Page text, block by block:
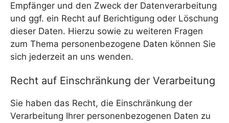
Empfänger und den Zweck der Datenverarbeitung
und ggf. ein Recht auf Berichtigung oder Löschung
dieser Daten. Hierzu sowie zu weiteren Fragen
zum Thema personenbezogene Daten können Sie
sich jederzeit an uns wenden.
Recht auf Einschränkung der Verarbeitung
Sie haben das Recht, die Einschränkung der
Verarbeitung Ihrer personenbezogenen Daten zu